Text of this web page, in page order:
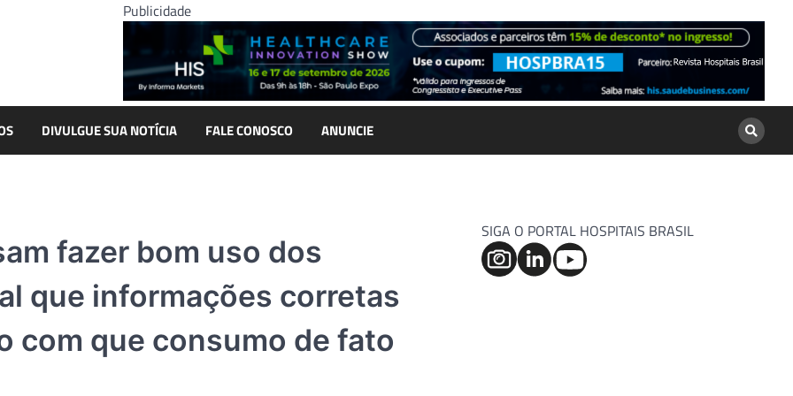
Publicidade
DIVULGUE SUA NOTÍCIA FALE CONOSCO ANUNCIE
fazer bom uso dos
que informações corretas
com que consumo de fato
SIGA O PORTAL HOSPITAIS BRASIL